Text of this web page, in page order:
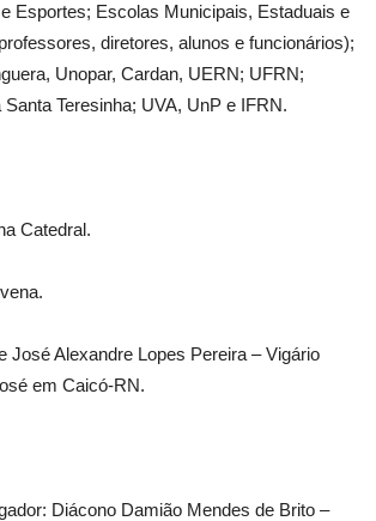
Esportes; Escolas Municipais, Estaduais e
diretores, alunos e funcionários);
Unopar, Cardan, UERN; UFRN;
Teresinha; UVA, UnP e IFRN.
Catedral.
José Alexandre Lopes Pereira – Vigário
em Caicó-RN.
Diácono Damião Mendes de Brito –